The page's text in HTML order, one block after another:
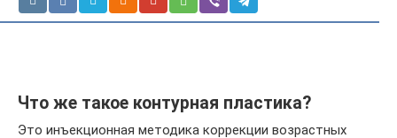
Что же такое контурная пластика?
Это инъекционная методика коррекции возрастных